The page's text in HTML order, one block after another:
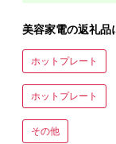
納税「シャワーヘ
すすめランキン
ァやミラブルも
美容家電の返礼品
ホットプレート
ホットプレート
その他